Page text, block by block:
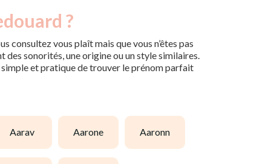
?
consultez vous plaît mais que vous n’êtes pas
sonorités, une origine ou un style similaires.
et pratique de trouver le prénom parfait
aarav aarone aaronn